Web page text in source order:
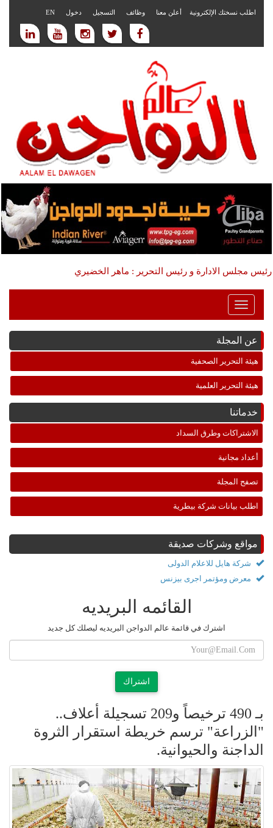
اطلب نسختك الإلكترونية أعلن معنا وظائف التسجيل دخول EN
رئيس مجلس الادارة و رئيس التحرير : ماهر الخضيري
Toggle
Navigation
عن المجلة
هيئة التحرير الصحفية
هيئة التحرير العلمية
خدماتنا
الاشتراكات وطرق السداد
أعداد مجانية
تصفح المجلة
اطلب بيانات شركة بيطرية
مواقع وشركات صديقة
شركة هايل للاعلام الدولى
معرض ومؤتمر اجرى بيزنس
القائمه البريديه
اشترك في قائمة عالم الدواجن البريديه ليصلك كل جديد
اشتراك
بـ 490 ترخيصاً و209 تسجيلة أعلاف..
"الزراعة" ترسم خريطة استقرار الثروة
الداجنة والحيوانية.